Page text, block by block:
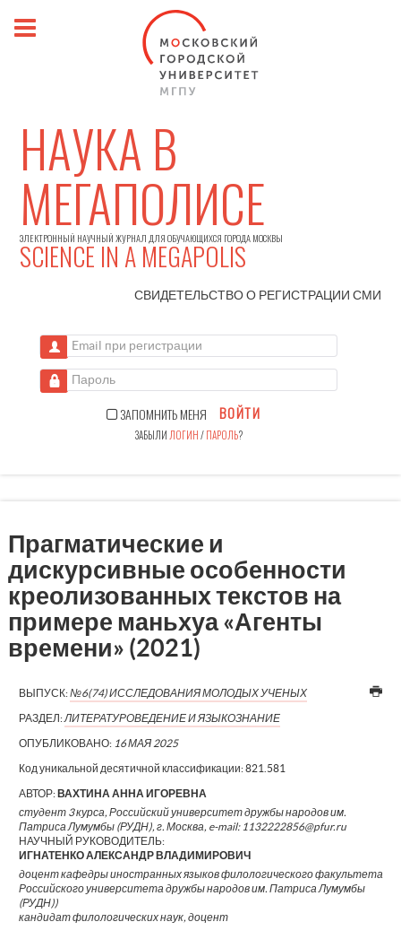
НАУКА В
МЕГАПОЛИСЕ
ЭЛЕКТРОННЫЙ НАУЧНЫЙ ЖУРНАЛ ДЛЯ ОБУЧАЮЩИХСЯ ГОРОДА МОСКВЫ
SCIENCE IN A MEGAPOLIS
СВИДЕТЕЛЬСТВО О РЕГИСТРАЦИИСМИ
Email при регистрации
Пароль
ЗАПОМНИТЬ МЕНЯ ВОЙТИ
ЗАБЫЛИ ЛОГИН/ПАРОЛЬ?
Прагматические и
дискурсивные особенности
креолизованных текстов на
примере маньхуа «Агенты
времени» (2021)
ВЫПУСК:№6(74) ИССЛЕДОВАНИЯ МОЛОДЫХ УЧЕНЫХ
РАЗДЕЛ:ЛИТЕРАТУРОВЕДЕНИЕ И ЯЗЫКОЗНАНИЕ
ОПУБЛИКОВАНО: 16 МАЯ 2025
Код уникальной десятичной классификации:821.581
АВТОР:ВАХТИНА АННА ИГОРЕВНА
студент 3 курса, Российский университет дружбы народов им.
Патриса Лумумбы (РУДН), г. Москва, e-mail: 1132222856@pfur.ru
НАУЧНЫЙ РУКОВОДИТЕЛЬ:
ИГНАТЕНКО АЛЕКСАНДР ВЛАДИМИРОВИЧ
доцент кафедры иностранных языков филологического факультета
Российского университета дружбы народов им. Патриса Лумумбы
(РУДН))
кандидат филологических наук, доцент